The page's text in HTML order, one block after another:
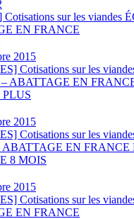
Cotisations sur les viandes
EN FRANCE
2015
Cotisations sur les
ABATTAGE EN
2015
Cotisations sur les
EN FRANCE
8 MOIS
2015
Cotisations sur les
EN FRANCE